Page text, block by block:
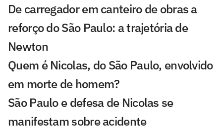
De carregador em canteiro de obras a
reforço do São Paulo: a trajetória de
Newton
Quem é Nicolas, do São Paulo, envolvido
em morte de homem?
São Paulo e defesa de Nicolas se
manifestam sobre acidente